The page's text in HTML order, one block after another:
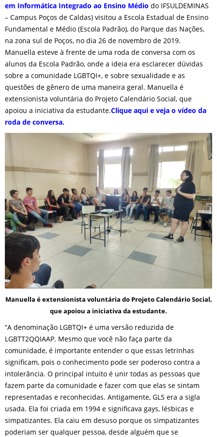
em Informática Integrado ao Ensino Médio do IFSULDEMINAS
– Campus Poços de Caldas) visitou a Escola Estadual de Ensino
Fundamental e Médio (Escola Padrão), do Parque das Nações,
na zona sul de Poços, no dia 26 de novembro de 2019.
Manuella esteve à frente de uma roda de conversa com os
alunos da Escola Padrão, onde a ideia era esclarecer dúvidas
sobre a comunidade LGBTQI+, e sobre sexualidade e as
questões de gênero de uma maneira geral. Manuella é
extensionista voluntária do Projeto Calendário Social, que
apoiou a iniciativa da estudante.Clique aqui e veja o vídeo da
roda de conversa.
Manuella é extensionista voluntária do Projeto Calendário Social,
que apoiou a iniciativa da estudante.
“A denominação LGBTQI+ é uma versão reduzida de
LGBTT2QQIAAP. Mesmo que você não faça parte da
comunidade, é importante entender o que essas letrinhas
significam, pois o conhecimento pode ser poderoso contra a
intolerância. O principal intuito é unir todas as pessoas que
fazem parte da comunidade e fazer com que elas se sintam
representadas e reconhecidas. Antigamente, GLS era a sigla
usada. Ela foi criada em 1994 e significava gays, lésbicas e
simpatizantes. Ela caiu em desuso porque os simpatizantes
poderiam ser qualquer pessoa, desde alguém que se